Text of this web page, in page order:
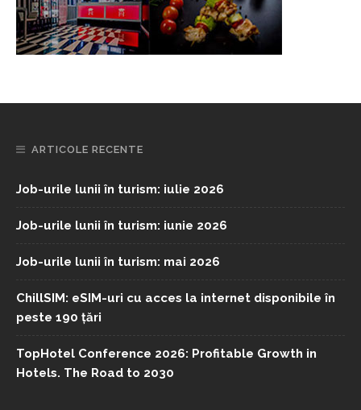
ARTICOLE RECENTE
Job-urile lunii în turism: iulie 2026
Job-urile lunii în turism: iunie 2026
Job-urile lunii în turism: mai 2026
ChillSIM: eSIM-uri cu acces la internet disponibile în
peste 190 țări
TopHotel Conference 2026: Profitable Growth in
Hotels. The Road to 2030